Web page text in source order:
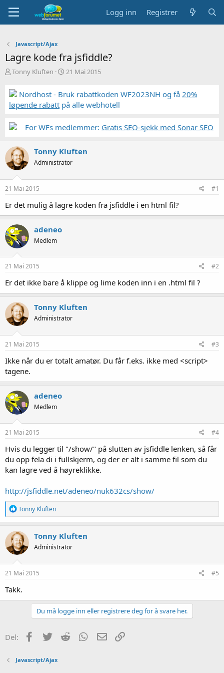
Logg inn Registrer
Javascript/Ajax
Lagre kode fra jsfiddle?
T
å
d
s
a
e
r
Tonny Kluften
S
r
t
a
21 Mai 2015
Nordhost - Bruk rabattkoden WF2023NH og få 20%
løpende rabatt på alle webhotell
For WFs medlemmer: Gratis SEO-sjekk med Sonar SEO
Tonny Kluften
Administrator
21 Mai 2015 #1
Er det mulig å lagre koden fra jsfiddle i en html fil?
adeneo
Medlem
21 Mai 2015 #2
Er det ikke bare å klippe og lime koden inn i en .html fil ?
Tonny Kluften
Administrator
21 Mai 2015 #3
Ikke når du er totalt amatør. Du får f.eks. ikke med <script>
tagene.
adeneo
Medlem
21 Mai 2015 #4
Hvis du legger til "/show/" på slutten av jsfiddle lenken, så får
du opp fela di i fullskjerm, og der er alt i samme fil som du
kan lagre ved å høyreklikke.
http://jsfiddle.net/adeneo/nuk632cs/show/
R
e
a
k
s
j
o
n
e
:
Tonny Kluften
Tonny Kluften
Administrator
21 Mai 2015 #5
Takk.
Du må logge inn eller registrere deg for å svare her.
Del: Facebook
Twitter Reddit WhatsApp
E-post
Javascript/Ajax